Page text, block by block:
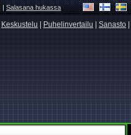
|Salasana hukassa
Keskustelu Puhelinvertailu Sanasto